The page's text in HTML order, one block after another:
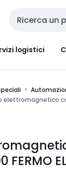
Cerca input
logistici
elettromagnetico